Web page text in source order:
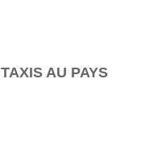
AU PAYS